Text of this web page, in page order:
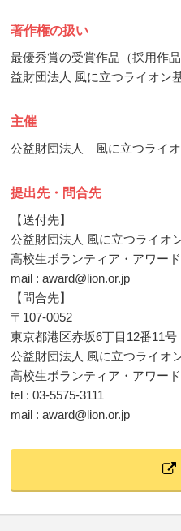
著作権の扱い
最優秀賞の受賞作品（採用作
益財団法人 風に立つライオン
主催
公益財団法人 風に立つライ
提出先・問合先
【送付先】
公益財団法人 風に立つライオ
高校生ボランティア・アワー
mail : award@lion.or.jp
【問合先】
〒107-0052
東京都港区赤坂6丁目12番11号
公益財団法人 風に立つライオ
高校生ボランティア・アワー
tel : 03-5575-3111
mail : award@lion.or.jp